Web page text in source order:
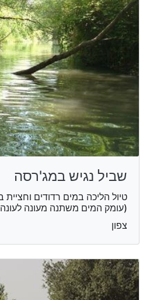
שביל נגיש במג'רסה
טיול הליכה במים רדודים וחציית
(עומק המים משתנה מעונה
צפון